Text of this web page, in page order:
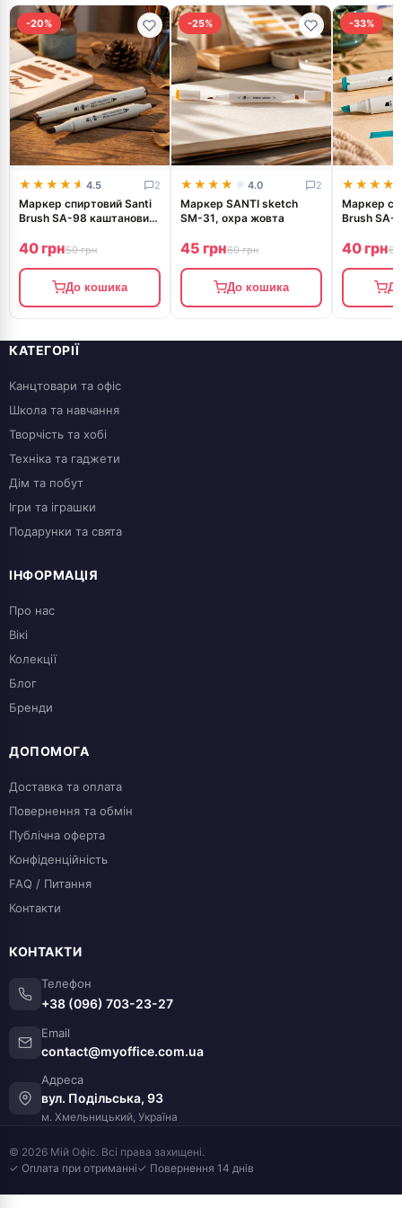
-20%
★★★★★
★★★★★ 4.5 2
Маркер спиртовий Santi
Brush SA-98 каштановий
40 грн50 грн
До кошика
-25%
★★★★★
★★★★★ 4.0 2
Маркер SANTI sketch
SM-31, охра жовта
45 грн60 грн
До кошика
-33%
Маркер
Brush SA-
40 грн60
КАТЕГОРІЇ
Канцтовари та офіс
Школа та навчання
Творчість та хобі
Техніка та гаджети
Дім та побут
Ігри та іграшки
Подарунки та свята
ІНФОРМАЦІЯ
Про нас
Вікі
Колекції
Блог
Бренди
ДОПОМОГА
Доставка та оплата
Повернення та обмін
Публічна оферта
Конфіденційність
FAQ / Питання
Контакти
КОНТАКТИ
Телефон
+38 (096) 703-23-27
Email
contact@myoffice.com.ua
Адреса
вул. Подільська, 93
м. Хмельницький, Україна
© 2026 Мій Офіс. Всі права захищені.
✓ Оплата при отриманні✓ Повернення 14 днів